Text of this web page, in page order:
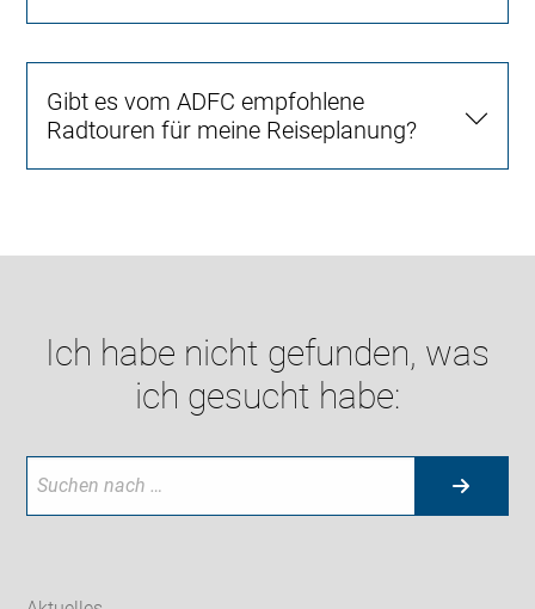
Gibt es vom ADFC empfohlene
Radtouren für meine Reiseplanung?
Ich habe nicht gefunden, was
ich gesucht habe: